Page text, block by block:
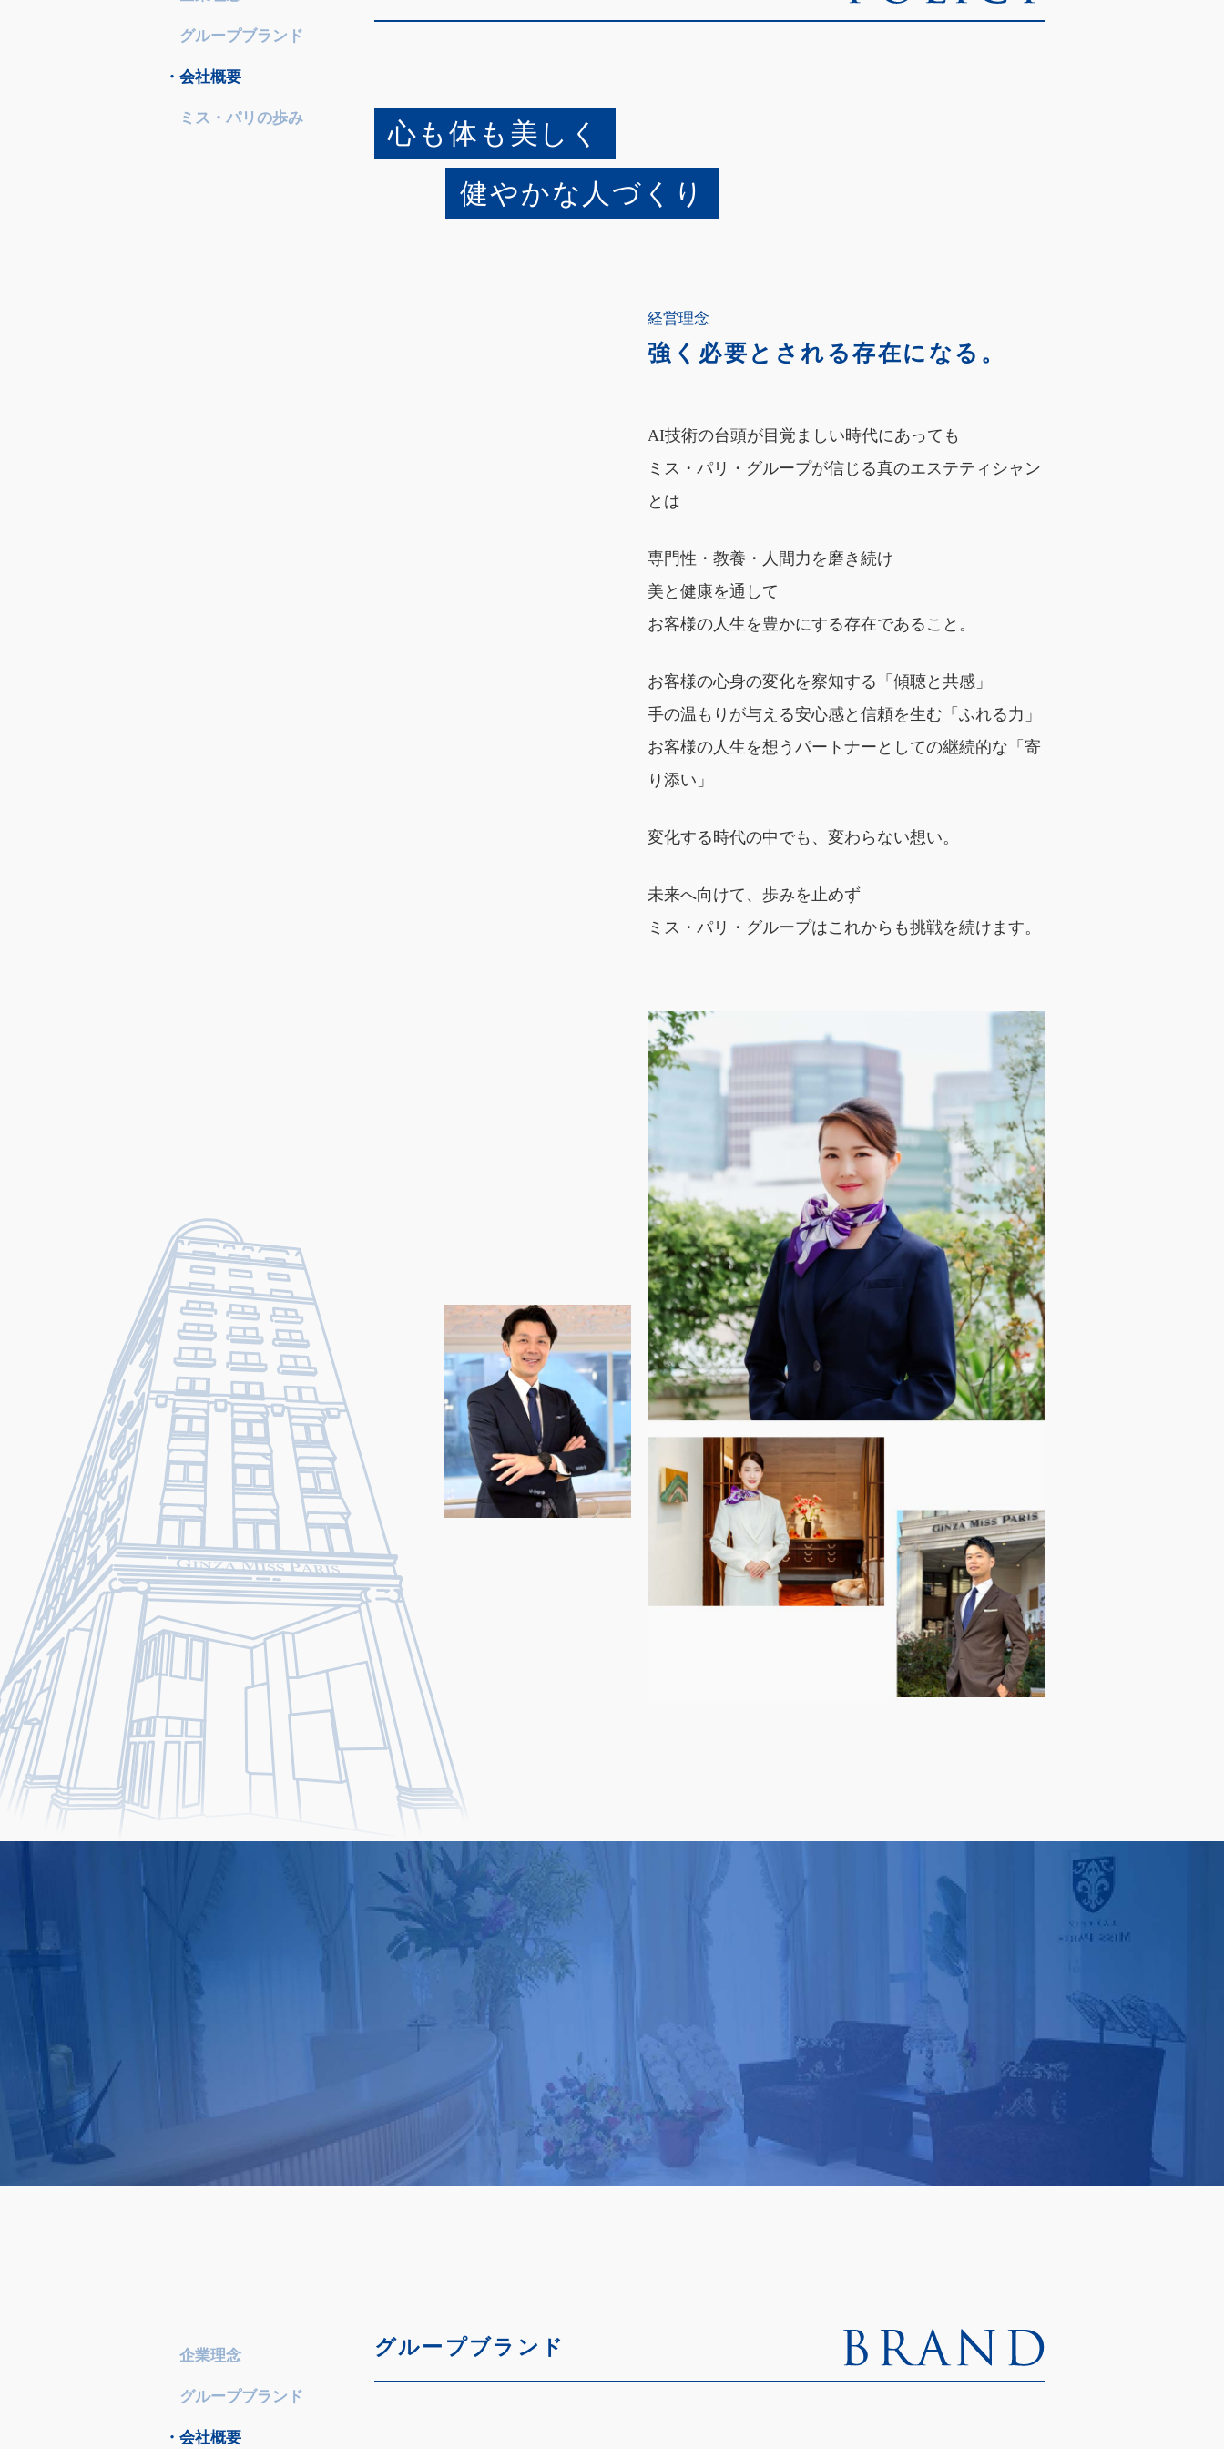
グループブランド
会社概要
ミス・パリの歩み
心も体も美しく
健やかな人づくり
経営理念
強く必要とされる存在になる。
AI技術の台頭が目覚ましい時代にあっても
ミス・パリ・グループが信じる真のエステティシャン
とは
専門性・教養・人間力を磨き続け
美と健康を通して
お客様の人生を豊かにする存在であること。
お客様の心身の変化を察知する「傾聴と共感」
手の温もりが与える安心感と信頼を生む「ふれる力」
お客様の人生を想うパートナーとしての継続的な「寄
り添い」
変化する時代の中でも、変わらない想い。
未来へ向けて、歩みを止めず
ミス・パリ・グループはこれからも挑戦を続けます。
企業理念
グループブランド
会社概要
グループブランド